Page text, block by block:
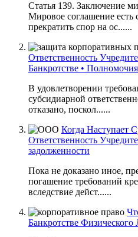
Статья 139. Заключение
Мировое соглашение есть
прекратить спор на ос......
Ответственность
Банкротстве •
В удовлетворении
субсидиарной
отказано, поскол......
Когда Наступает
Ответственность
задолженности
Пока не доказано иное,
погашение требований
вследствие дейст......
Банкротстве